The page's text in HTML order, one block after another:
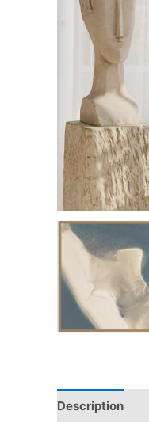
Description